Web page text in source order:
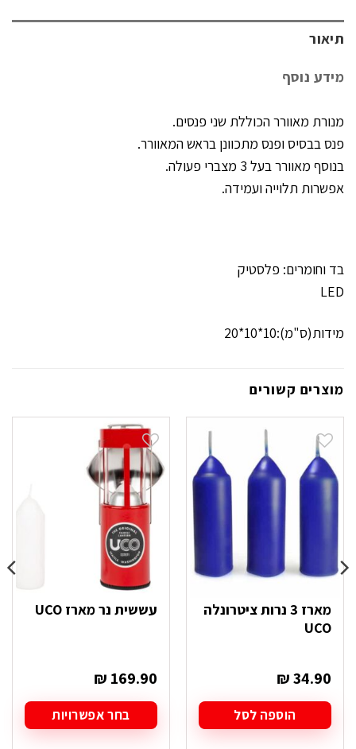
תיאור
מידע נוסף
מנורת מאוורר הכוללת שני פנסים.
פנס בבסיס ופנס מתכוונן בראש המאוורר.
בנוסף מאוורר בעל 3 מצברי פעולה.
אפשרות תלוייה ועמידה.
בד וחומרים: פלסטיק
LED
מידות(ס"מ):10*10*20
מוצרים קשורים
מארז 3 נרות ציטרונלה
UCO
₪34.90
הוספה לסל
עששית נר מארז UCO
₪ 169.90
בחר אפשרויות